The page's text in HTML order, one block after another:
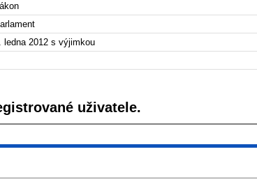
ledna 2012 s výjimkou
uživatele.